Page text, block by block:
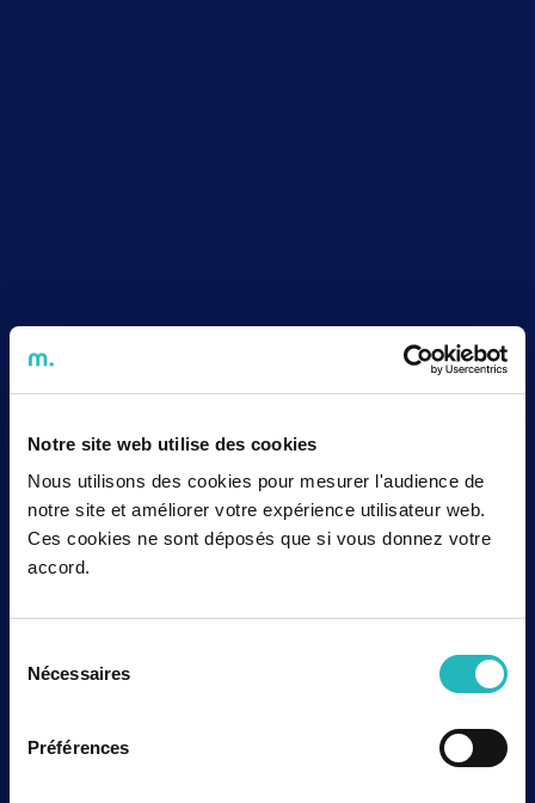
Notre site web utilise des cookies
Nous utilisons des cookies pour mesurer l'audience de
notre site et améliorer votre expérience utilisateur web.
Ces cookies ne sont déposés que si vous donnez votre
accord.
Nécessaires
Préférences